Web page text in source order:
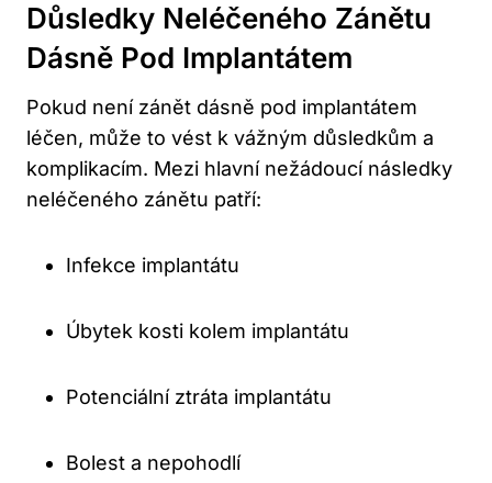
Důsledky Neléčeného Zánětu
Dásně Pod Implantátem
Pokud není zánět dásně pod implantátem
léčen, může to vést k vážným důsledkům a
komplikacím. Mezi hlavní nežádoucí následky
neléčeného zánětu patří:
Infekce implantátu
Úbytek kosti kolem implantátu
Potenciální ztráta implantátu
Bolest a nepohodlí